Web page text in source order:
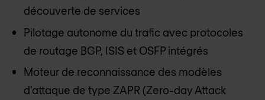
découverte de services
Pilotage autonome du trafic avec protocoles
de routage BGP, ISIS et OSFP intégrés
Moteur de reconnaissance des modèles
d'attaque de type ZAPR (Zero-day Attack